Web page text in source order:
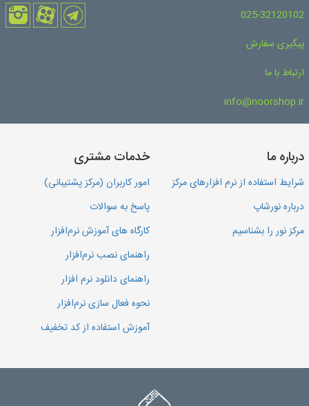
025-32120102
پیگیری سفارش
ارتباط با ما
info@noorshop.ir
درباره ما
شرایط استفاده از نرم افزارهای مرکز
درباره نورشاپ
مرکز نور را بشناسیم
خدمات مشتری
امور کاربران (مرکز پشتیبانی)
پاسخ به سوالات
کارگاه های آموزش نرم‌افزار
راهنمای نصب نرم‌افزار
راهنمای دانلود نرم افزار
نحوه فعال سازی نرم‌افزار
آموزش استفاده از کد تخفیف